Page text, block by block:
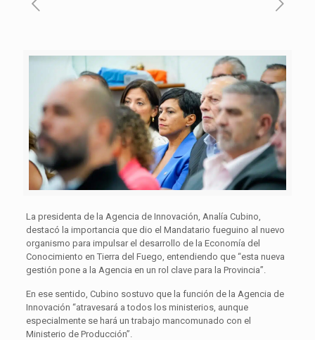
La presidenta de la Agencia de Innovación, Analía Cubino,
destacó la importancia que dio el Mandatario fueguino al nuevo
organismo para impulsar el desarrollo de la Economía del
Conocimiento en Tierra del Fuego, entendiendo que “esta nueva
gestión pone a la Agencia en un rol clave para la Provincia”.
En ese sentido, Cubino sostuvo que la función de la Agencia de
Innovación “atravesará a todos los ministerios, aunque
especialmente se hará un trabajo mancomunado con el
Ministerio de Producción”.